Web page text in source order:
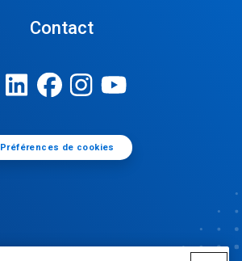
Contact
Préférences de cookies